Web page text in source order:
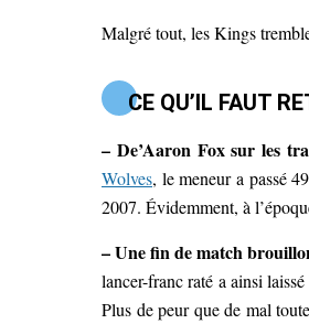
Malgré tout, les Kings
CE QU’IL FAUT
– De’Aaron Fox sur les
Wolves, le meneur a passé
2007. Évidemment, à
– Une fin de match
lancer-franc raté a ainsi
Plus de peur que de mal